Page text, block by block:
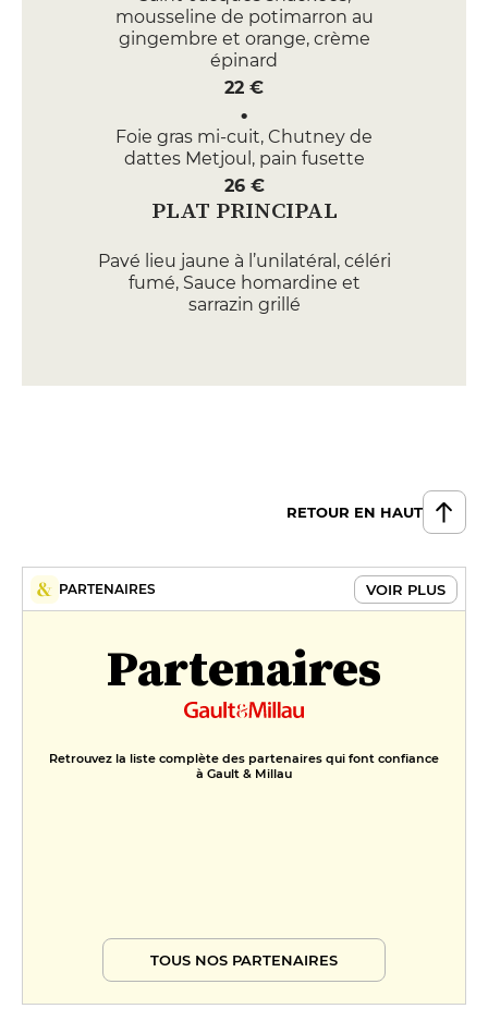
mousseline de potimarron au
gingembre et orange, crème
épinard
22 €
Foie gras mi-cuit, Chutney de
dattes Metjoul, pain fusette
26 €
PLAT PRINCIPAL
Pavé lieu jaune à l’unilatéral, céléri
fumé, Sauce homardine et
sarrazin grillé
Filet de boeuf rôti, crème de
amandes et noisettes
15 €
FORMULES
Formule du marché
34 €
RETOUR EN HAUT
PARTENAIRES VOIR PLUS
Partenaires
Retrouvez la liste complète des partenaires qui font confiance
à Gault & Millau
TOUS NOS PARTENAIRES